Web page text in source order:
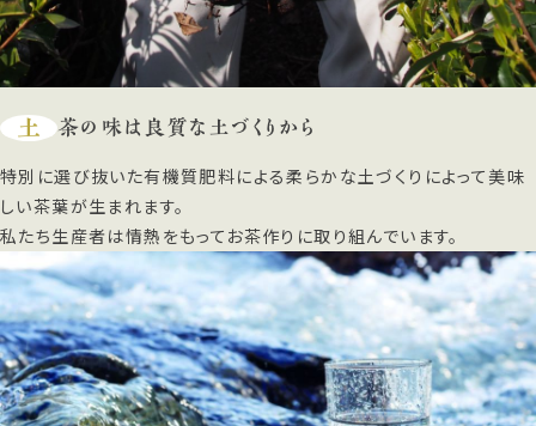
土 茶の味は良質な土づくりから
特別に選び抜いた有機質肥料による柔らかな土づくりによって美味
しい茶葉が生まれます。
私たち生産者は情熱をもってお茶作りに取り組んでいます。